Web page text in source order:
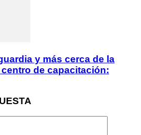
y más cerca de la
de capacitación: